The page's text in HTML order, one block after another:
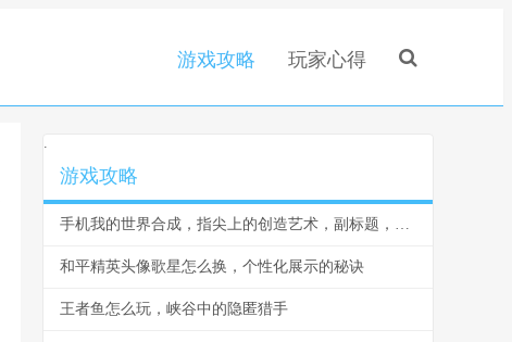
游戏攻略 玩家心得
.
游戏攻略
手机我的世界合成，指尖上的创造艺术，副标题，从新手到大师的合成指南
和平精英头像歌星怎么换，个性化展示的秘诀
王者鱼怎么玩，峡谷中的隐匿猎手